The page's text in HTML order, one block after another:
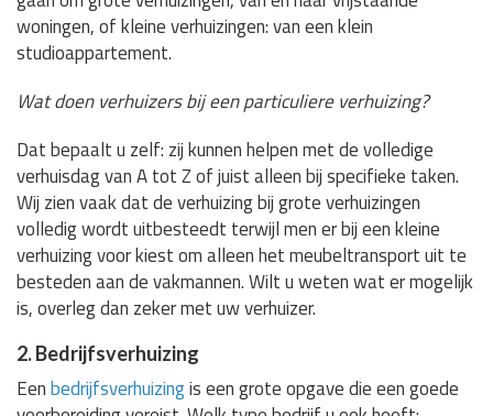
woningen, of kleine verhuizingen: van een klein
studioappartement.
Wat doen verhuizers bij een particuliere verhuizing?
Dat bepaalt u zelf: zij kunnen helpen met de volledige
verhuisdag van A tot Z of juist alleen bij specifieke taken.
Wij zien vaak dat de verhuizing bij grote verhuizingen
volledig wordt uitbesteedt terwijl men er bij een kleine
verhuizing voor kiest om alleen het meubeltransport uit te
besteden aan de vakmannen. Wilt u weten wat er mogelijk
is, overleg dan zeker met uw verhuizer.
2. Bedrijfsverhuizing
Eenbedrijfsverhuizingis een grote opgave die een goede